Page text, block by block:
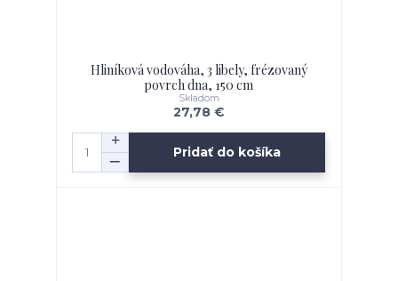
Hliníková vodováha, 3 libely, frézovaný
povrch dna, 150 cm
27,78 €
Skladom
Pridať do košíka